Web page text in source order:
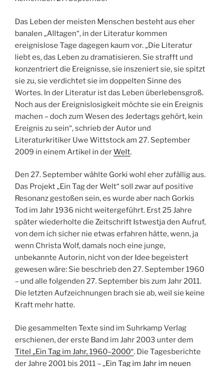
Das Leben der meisten Menschen besteht aus eher
banalen „Alltagen“, in der Literatur kommen
ereignislose Tage dagegen kaum vor. „Die Literatur
liebt es, das Leben zu dramatisieren. Sie strafft und
konzentriert die Ereignisse, sie inszeniert sie, sie spitzt
sie zu, sie verdichtet sie im doppelten Sinne des
Wortes. In der Literatur ist das Leben überlebensgroß.
Noch aus der Ereignislosigkeit möchte sie ein Ereignis
machen – doch zum Wesen des Jedertags gehört, kein
Ereignis zu sein“, schrieb der Autor und
Literaturkritiker Uwe Wittstock am 27. September
Den 27. September wählte Gorki wohl eher zufällig aus.
Das Projekt „Ein Tag der Welt“ soll zwar auf positive
Resonanz gestoßen sein, es wurde aber nach Gorkis
Tod im Jahr 1936 nicht weitergeführt. Erst 25 Jahre
später wiederholte die Zeitschrift Istwestja den Aufruf,
von dem ich sicher nie etwas erfahren hätte, wenn, ja
wenn Christa Wolf, damals noch eine junge,
unbekannte Autorin, nicht von der Idee begeistert
gewesen wäre: Sie beschrieb den 27. September 1960
– und alle folgenden 27. September bis zum Jahr 2011.
Die letzten Aufzeichnungen brach sie ab, weil sie keine
Die gesammelten Texte sind im Suhrkamp Verlag
erschienen, der erste Band im Jahr 2003 unter dem
Titel „Ein Tag im Jahr, 1960–2000“. Die Tagesberichte